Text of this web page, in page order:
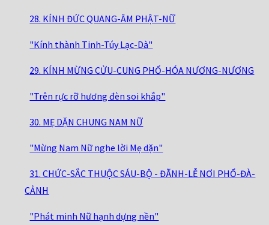
28. KÍNH ĐỨC QUANG-ÂM PHẬT-NỮ
"Kính thành Tinh-Túy Lạc-Dà"
29. KÍNH MỪNG CỬU-CUNG PHỔ-HÓA NƯƠNG-NƯƠNG
"Trên rực rỡ hương đèn soi khắp"
30. MẸ DẶN CHUNG NAM NỮ
"Mừng Nam Nữ nghe lời Mẹ dặn"
31. CHỨC-SẮC THUỘC SÁU-BỘ - ĐÃNH-LỄ NƠI PHỔ-ĐÀ-
CẢNH
"Phát minh Nữ hạnh dựng nền"